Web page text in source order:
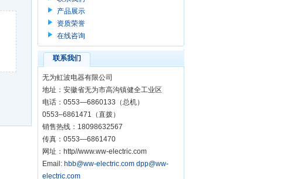
产品展示
资质荣誉
在线咨询
联系我们
无为虹波电器有限公司
地址：安徽省无为市高沟镇健全工业区
电话：0553—6860133（总机）
0553–6861471（直拨）
销售热线：18098632567
传真：0553—6861470
网址：http//www.ww-electric.com
Email: hbb@ww-electric.com dpp@ww-
electric.com